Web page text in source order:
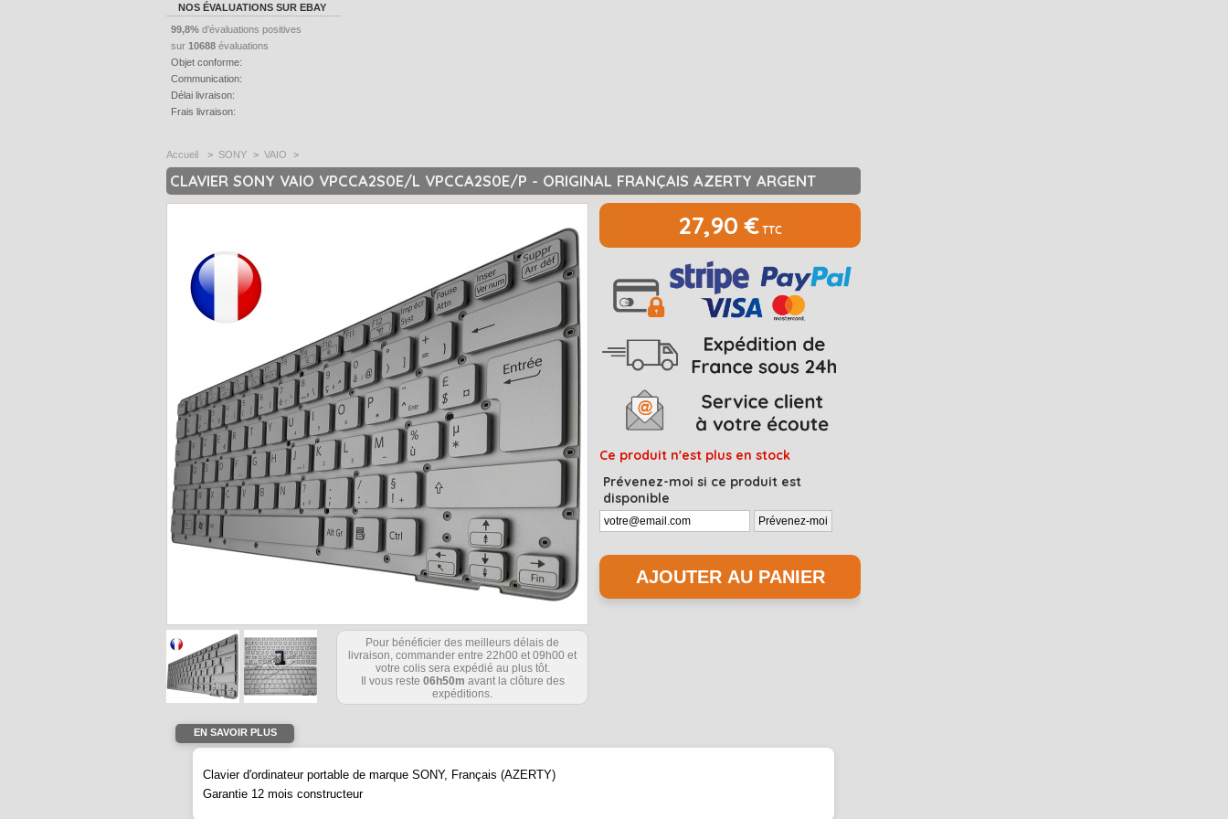
NOS ÉVALUATIONS SUR EBAY
99,8% d'évaluations positives
sur 10688 évaluations
Objet conforme:
Communication:
Délai livraison:
Frais livraison:
Accueil > SONY > VAIO >
CLAVIER SONY VAIO VPCCA2S0E/L VPCCA2S0E/P - ORIGINAL FRANÇAIS AZERTY ARGENT
Pour bénéficier des meilleurs délais de
livraison, commander entre 22h00 et 09h00 et
votre colis sera expédié au plus tôt.
Il vous reste 06h50m avant la clôture des
expéditions.
27,90 € TTC
Ce produit n'est plus en stock
Prévenez-moi si ce produit est
disponible
EN SAVOIR PLUS
Clavier d'ordinateur portable de marque SONY, Français (AZERTY)
Garantie 12 mois constructeur